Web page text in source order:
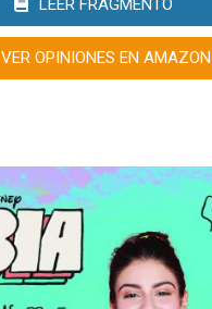
LEER FRAGMENTO
VER OPINIONES EN AMAZON